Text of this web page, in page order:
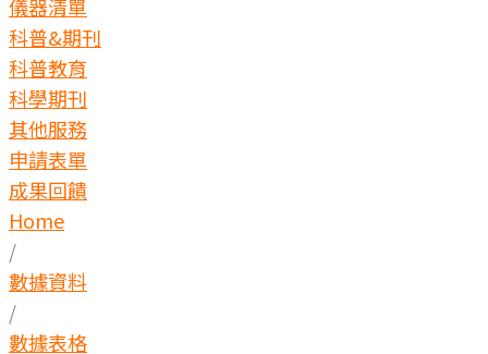
儀器清單
科普&期刊
科普教育
科學期刊
其他服務
申請表單
成果回饋
Home
/
數據資料
/
數據表格